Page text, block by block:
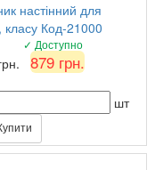
настінний для
класу Код-21000
✓ Доступно
879 грн.
шт